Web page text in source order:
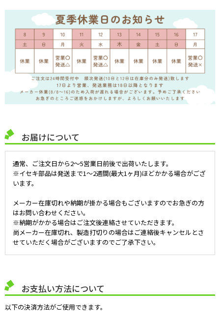
お届けについて
通常、ご注文日から2～5営業日前後で出荷いたします。
※イセキ部品は発送まで1～2週間(最大1ヶ月)ほどかかる場合がござ
います。
メーカー在庫切れや納期が掛かる場合もございますのでお急ぎの方
はお問い合わせください。
※納期がかかる場合はご注文後連絡させていただきます。
尚メーカー在庫切れ、製造打切りの場合はご連絡後キャンセルとさ
せていただく場合がございますのでご了承下さい。
お支払い方法について
以下の決済方法がご使用できます。